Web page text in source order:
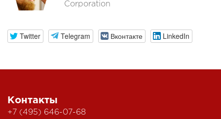
Corporation
Twitter Telegram Вконтакте LinkedIn
Контакты
+7 (495) 646-07-68